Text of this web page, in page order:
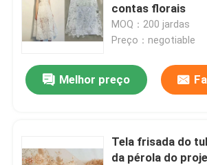
contas florais
MOQ：200 jardas
Preço：negotiable
Melhor preço
Tela frisada do
da pérola do